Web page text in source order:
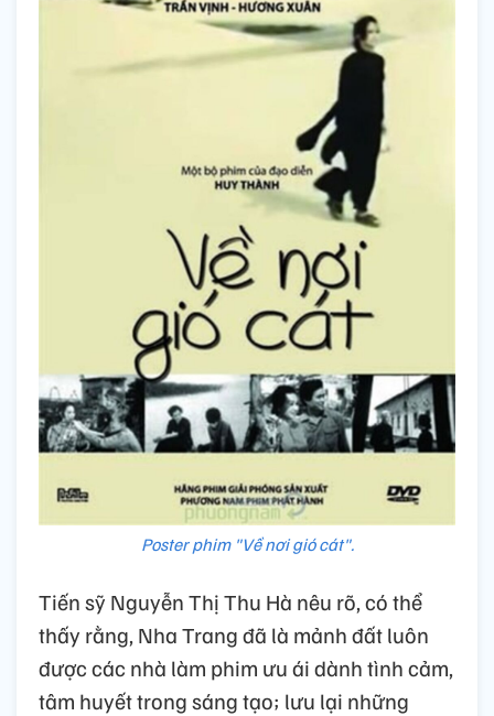
Poster phim "Về nơi gió cát".
Tiến sỹ Nguyễn Thị Thu Hà nêu rõ, có thể
thấy rằng, Nha Trang đã là mảnh đất luôn
được các nhà làm phim ưu ái dành tình cảm,
tâm huyết trong sáng tạo; lưu lại những